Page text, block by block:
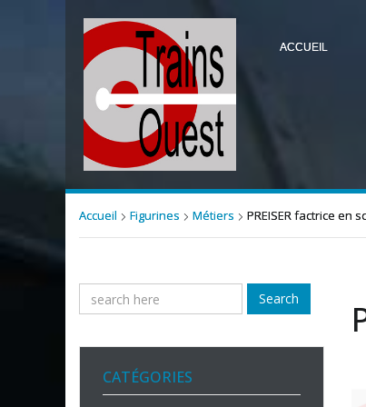
ACCUEIL
Accueil Figurines Métiers PREISER factrice en
Search
CATÉGORIES